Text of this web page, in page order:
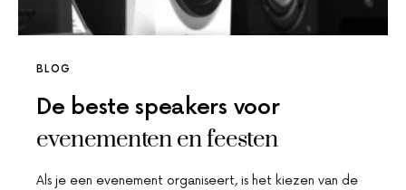
BLOG
De beste speakers voor
evenementen en feesten
Als je een evenement organiseert, is het kiezen van de